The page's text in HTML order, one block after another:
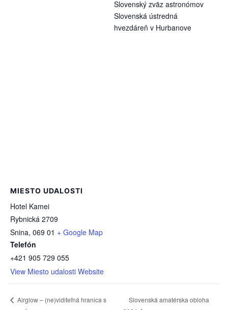
Slovenský zväz astronómov
Slovenská ústredná
hvezdáreň v Hurbanove
MIESTO UDALOSTI
Hotel Kamei
Rybnická 2709
Snina, 069 01 + Google Map
Telefón
+421 905 729 055
View Miesto udalosti Website
Airglow – (ne)viditeľná hranica s
Slovenská amatérska obloha